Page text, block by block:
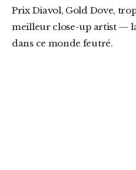
Prix Diavol, Gold Dove,
meilleur close-up artist —
dans ce monde feutré.